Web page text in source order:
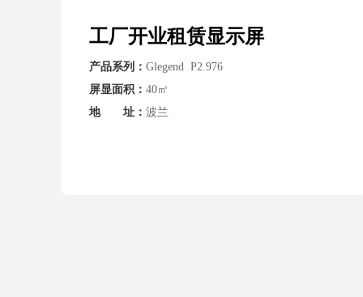
工厂开业租赁显示屏
产品系列： Glegend P2.976
屏显面积： 40㎡
地 址： 波兰
舞台租赁
产品系列： Glegend P2.976
屏显面积： 30㎡
地 址： 波兰